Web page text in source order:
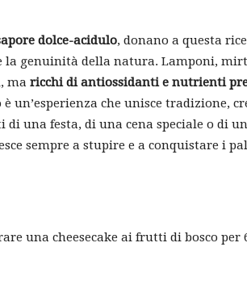
dolce-acidulo, donano a questa
la genuinità della natura. Lamponi,
ma ricchi di antiossidanti e nutrienti
un’esperienza che unisce tradizione,
una festa, di una cena speciale o di
sempre a stupire e a conquistare i
una cheesecake ai frutti di bosco per